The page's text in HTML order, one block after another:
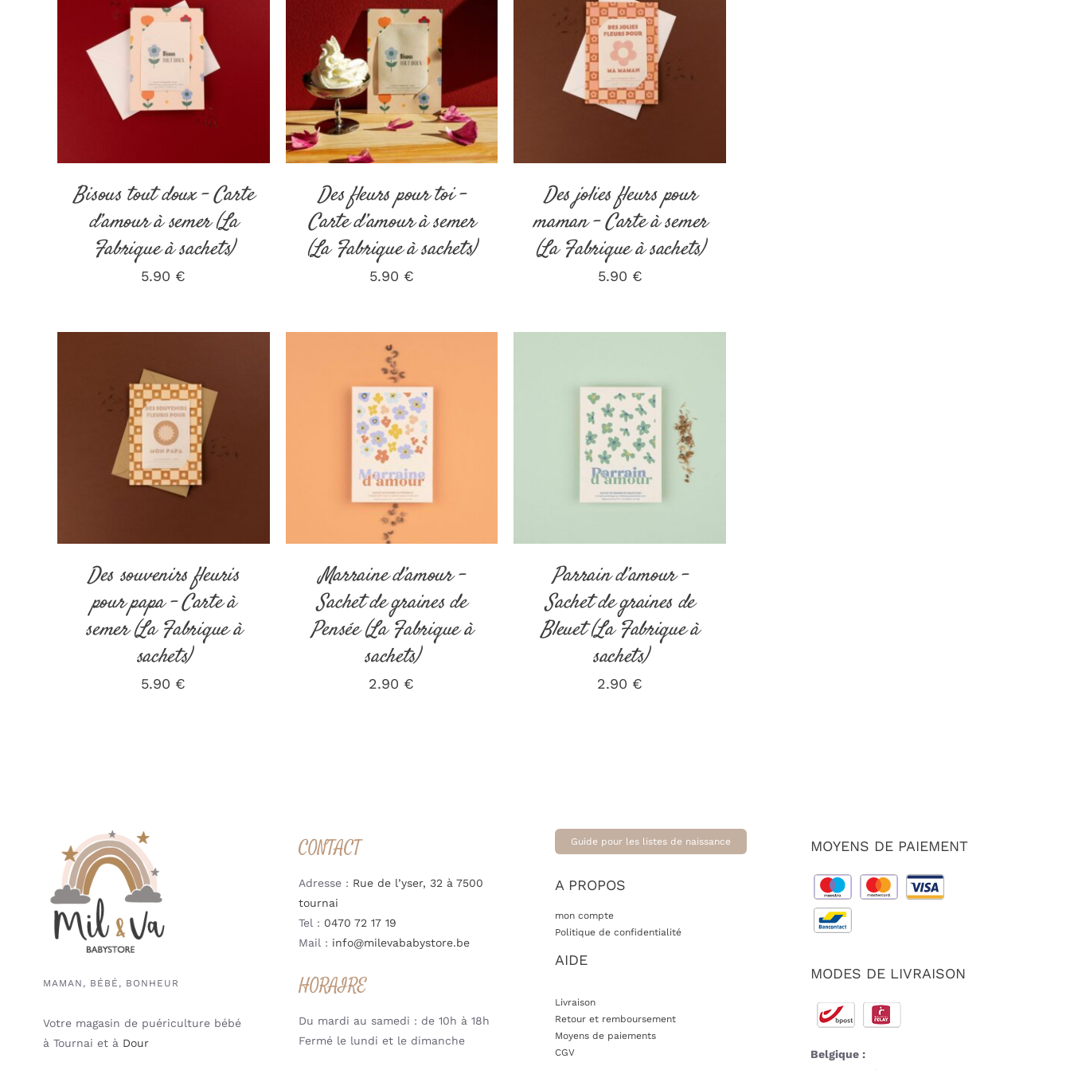
AJOUTER AU PANIER
DÉTAILS
Bisous tout doux – Carte
d’amour à semer (La
Fabrique à sachets)
5.90 €
AJOUTER AU PANIER
DÉTAILS
Des fleurs pour toi –
Carte d’amour à semer
(La Fabrique à sachets)
5.90 €
AJOUTER AU PANIER
DÉTAILS
Des jolies fleurs pour
maman – Carte à semer
(La Fabrique à sachets)
5.90 €
AJOUTER AU PANIER
DÉTAILS
Des souvenirs fleuris
pour papa – Carte à
semer (La Fabrique à
sachets)
5.90 €
AJOUTER AU PANIER
DÉTAILS
Marraine d’amour –
Sachet de graines de
Pensée (La Fabrique à
sachets)
2.90 €
AJOUTER AU PANIER
/
DÉTAILS
Parrain d’amour –
Sachet de graines de
Bleuet (La Fabrique à
sachets)
2.90 €
MAMAN, BÉBÉ, BONHEUR
Votre magasin de puériculture bébé
à Tournai et à Dour
CONTACT
Adresse : Rue de l’yser, 32 à 7500
tournai
Tel : 0470 72 17 19
Mail : info@milevababystore.be
HORAIRE
Du mardi au samedi : de 10h à 18h
Fermé le lundi et le dimanche
Guide pour les listes de naissance
A PROPOS
mon compte
Politique de confidentialité
AIDE
Livraison
Retour et remboursement
Moyens de paiements
CGV
MOYENS DE PAIEMENT
MODES DE LIVRAISON
Belgique :